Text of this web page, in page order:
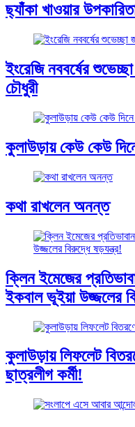
ছ্যাঁকা খাওয়ার
ইংরেজি নববর্ষের
চৌধুরী
কুলাউড়ায় কেউ কেউ
কথা রাখলেন অনন্ত
ক্লিন ইমেজের
ইকবাল ভূইয়া উজ্জলের
কুলাউড়ায় লিফলেট
ছাত্রলীগ কর্মী!